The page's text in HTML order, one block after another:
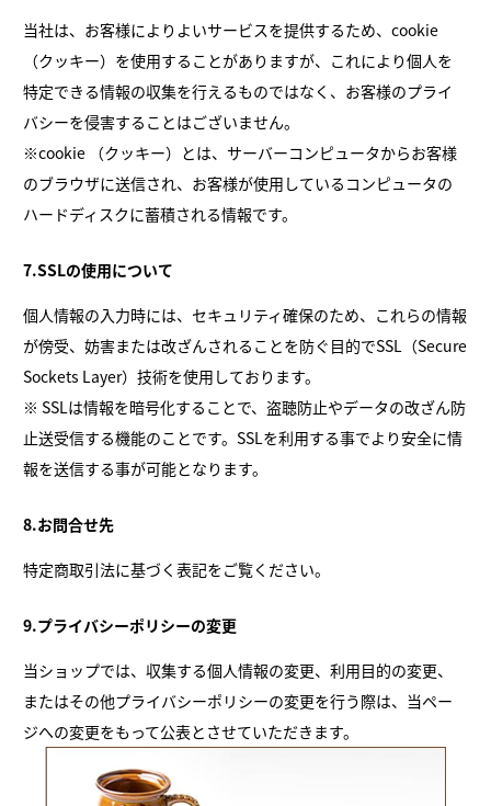
当社は、お客様によりよいサービスを提供するため、cookie
（クッキー）を使用することがありますが、これにより個人を
特定できる情報の収集を行えるものではなく、お客様のプライ
バシーを侵害することはございません。
※cookie （クッキー）とは、サーバーコンピュータからお客様
のブラウザに送信され、お客様が使用しているコンピュータの
ハードディスクに蓄積される情報です。
7.SSLの使用について
個人情報の入力時には、セキュリティ確保のため、これらの情報
が傍受、妨害または改ざんされることを防ぐ目的でSSL（Secure
Sockets Layer）技術を使用しております。
※ SSLは情報を暗号化することで、盗聴防止やデータの改ざん防
止送受信する機能のことです。SSLを利用する事でより安全に情
報を送信する事が可能となります。
8.お問合せ先
特定商取引法に基づく表記をご覧ください。
9.プライバシーポリシーの変更
当ショップでは、収集する個人情報の変更、利用目的の変更、
またはその他プライバシーポリシーの変更を行う際は、当ペー
ジへの変更をもって公表とさせていただきます。